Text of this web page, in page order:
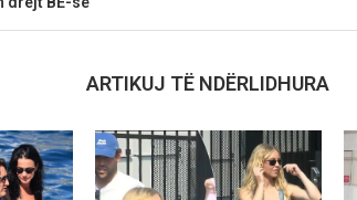
ARTIKUJ TË NDËRLIDHURA